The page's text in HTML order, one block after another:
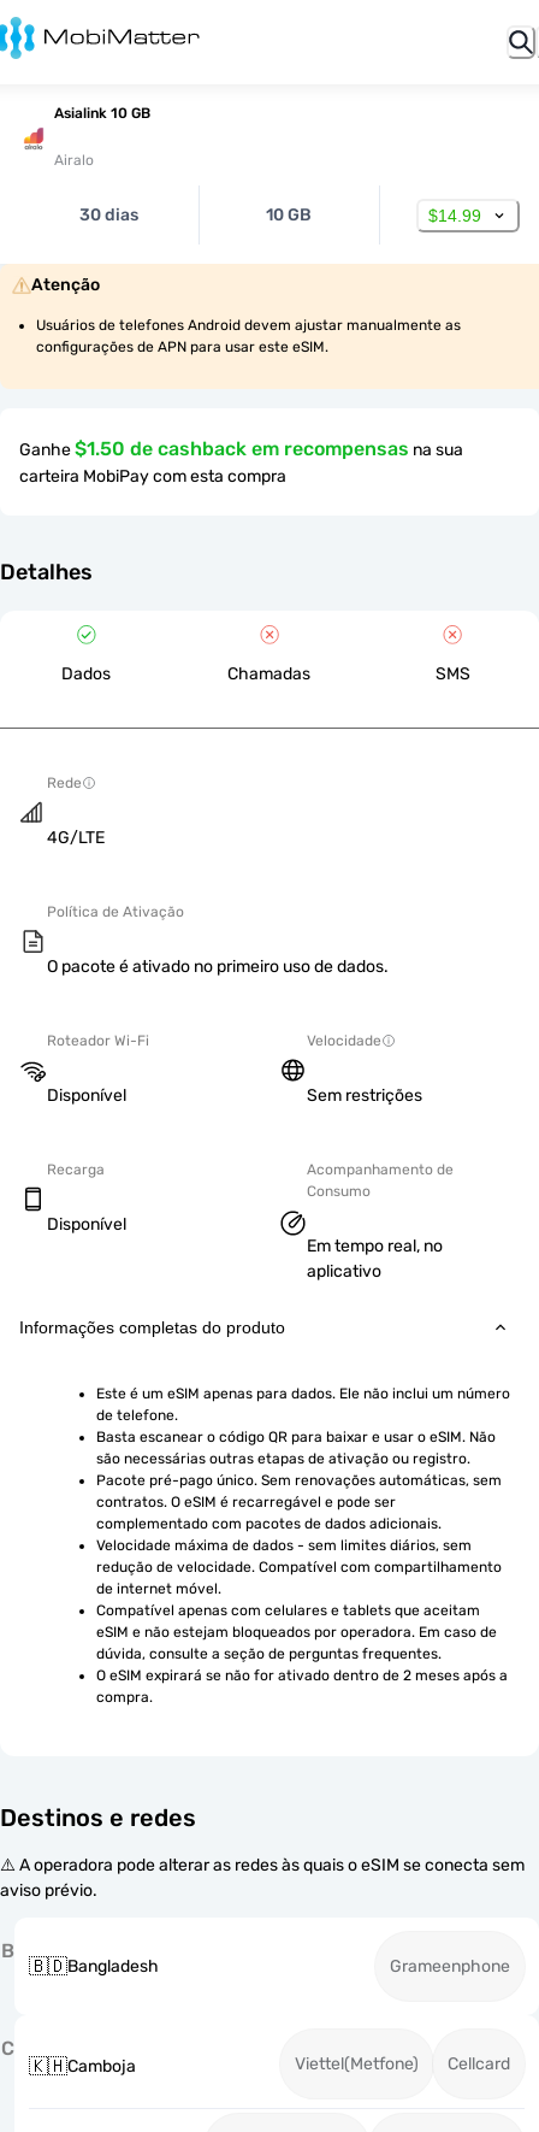
Asialink 10 GB
Airalo
30 dias 10 GB $14.99
Atenção
Usuários de telefones Android devem ajustar manualmente as
configurações de APN para usar este eSIM.
Ganhe$1.50 de cashback em recompensas na sua
carteira MobiPay com esta compra
Detalhes
Dados Chamadas SMS
Rede
4G/LTE
Política de Ativação
O pacote é ativado no primeiro uso de dados.
Roteador Wi-Fi
Disponível
Velocidade
Sem restrições
Recarga
Disponível
Acompanhamento de
Consumo
Em tempo real, no
aplicativo
Informações completas do produto
Este é um eSIM apenas para dados. Ele não inclui um número
de telefone.
Basta escanear o código QR para baixar e usar o eSIM. Não
são necessárias outras etapas de ativação ou registro.
Pacote pré-pago único. Sem renovações automáticas, sem
contratos. O eSIM é recarregável e pode ser
complementado com pacotes de dados adicionais.
Velocidade máxima de dados - sem limites diários, sem
redução de velocidade. Compatível com compartilhamento
de internet móvel.
Compatível apenas com celulares e tablets que aceitam
eSIM e não estejam bloqueados por operadora. Em caso de
dúvida, consulte a seção de perguntas frequentes.
O eSIM expirará se não for ativado dentro de 2 meses após a
compra.
Destinos e redes
⚠️ A operadora pode alterar as redes às quais o eSIM se conecta sem
aviso prévio.
B
🇧🇩Bangladesh Grameenphone
C
🇰🇭Camboja Viettel(Metfone) Cellcard